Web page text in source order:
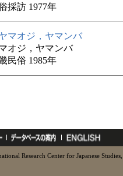
採訪 1977年
マオジ，ヤマンバ
オジ，ヤマンバ
民俗 1985年
Research Center for Japanese